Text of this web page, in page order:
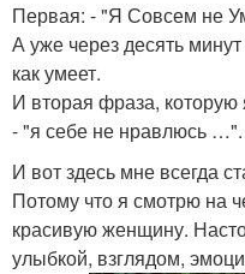
Первая: - "Я Совсем не
А уже через десять
как умеет.
И вторая фраза,
- "я себе не нравлюсь …".
И вот здесь мне всегда
Потому что я смотрю на
красивую женщину.
улыбкой, взглядом,